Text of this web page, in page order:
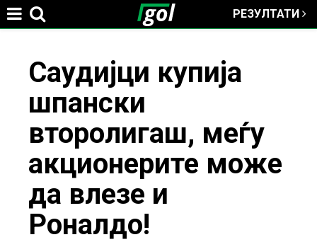
РЕЗУЛТАТИ
here
Саудијци купија
шпански
второлигаш, меѓу
акционерите може
да влезе и
Роналдо!